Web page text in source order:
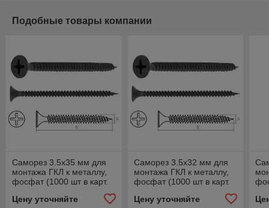
Подобные товары компании
Саморез 3.5х35 мм для
монтажа ГКЛ к металлу,
фосфат (1000 шт в карт.
Цену уточняйте
Саморез 3.5х32 мм для
монтажа ГКЛ к металлу,
фосфат (1000 шт в карт.
Цену уточняйте